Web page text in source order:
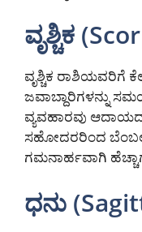
ವೃಶ್ಚಿಕ
ವೃಶ್ಚಿಕ ರಾಶಿಯವರಿಗೆ
ಜವಾಬ್ದಾರಿಗಳನ್ನು
ವ್ಯವಹಾರವು
ಸಹೋದರರಿಂದ
ಗಮನಾರ್ಹವಾಗಿ
ಧನು